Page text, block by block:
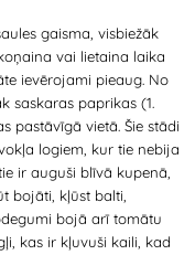
gaisma, visbiežāk
vai lietaina laika
ievērojami pieaug. No
saskaras paprikas (1.
pastāvīgā vietā. Šie stādi
logiem, kur tie nebija
ir auguši blīvā kupenā,
bojāti, kļūst balti,
bojā arī tomātu
kas ir kļuvuši kaili, kad